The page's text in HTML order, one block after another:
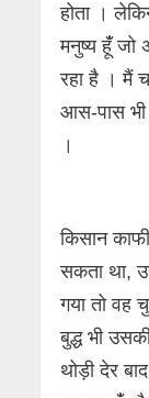
होता ।
मनुष्य हूंँ जो
रहा है । मैं
आस-पास भी
।
किसान
सकता था,
गया तो वह
बुद्ध भी
थोड़ी देर